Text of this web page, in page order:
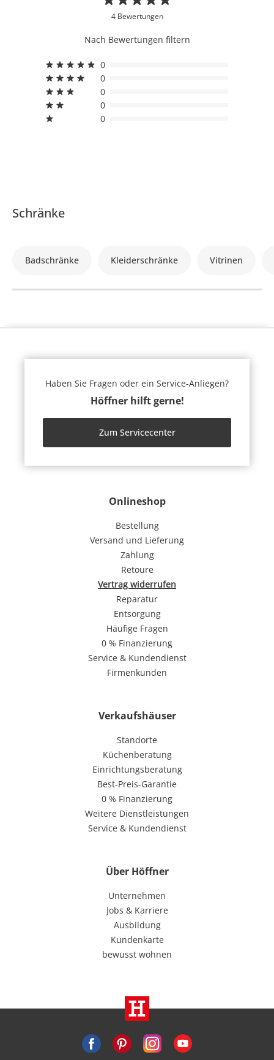
4 Bewertungen
Nach Bewertungen filtern
0
0
0
0
0
Schränke
Badschränke Kleiderschränke Vitrinen
Onlineshop
Bestellung
Versand und Lieferung
Zahlung
Retoure
Vertrag widerrufen
Reparatur
Entsorgung
Häufige Fragen
0 % Finanzierung
Service & Kundendienst
Firmenkunden
Verkaufshäuser
Standorte
Küchenberatung
Einrichtungsberatung
Best-Preis-Garantie
0 % Finanzierung
Weitere Dienstleistungen
Service & Kundendienst
Über Höffner
Unternehmen
Jobs & Karriere
Ausbildung
Kundenkarte
bewusst wohnen
Haben Sie Fragen oder ein Service-Anliegen?
Höffner hilft gerne!
Zum Servicecenter